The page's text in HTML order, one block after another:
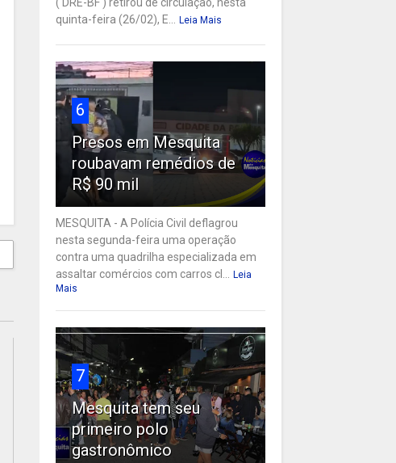
( DRE-BF ) retirou de circulação, nesta
quinta-feira (26/02), E... Leia Mais
6
Presos em Mesquita
roubavam remédios de
R$ 90 mil
MESQUITA - A Polícia Civil deflagrou
nesta segunda-feira uma operação
contra uma quadrilha especializada em
assaltar comércios com carros cl... Leia
Mais
7
Mesquita tem seu
primeiro polo
gastronômico